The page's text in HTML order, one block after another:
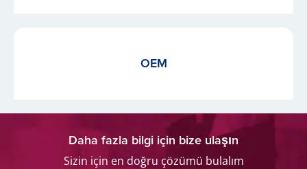
OEM
Daha fazla bilgi için bize ulaşın
Sizin için en doğru çözümü bulalım